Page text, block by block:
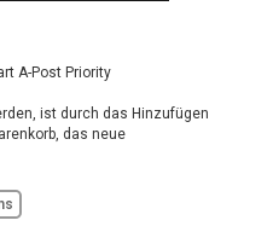
A-Post Priority
ist durch das Hinzufügen
das neue